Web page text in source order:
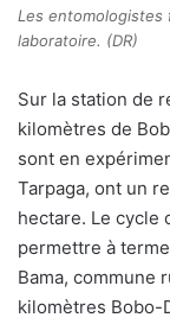
Les entomologistes
laboratoire. (DR)
Sur la station de
kilomètres de
sont en
Tarpaga, ont un
hectare. Le cycle
permettre à
Bama, commune
kilomètres Bobo-